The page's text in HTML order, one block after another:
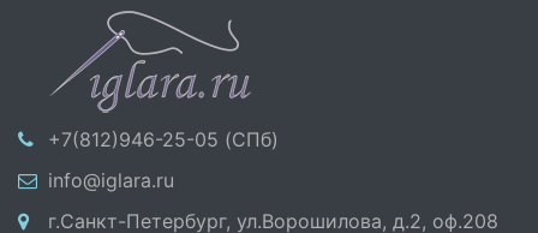
+7(812)946-25-05 (СПб)
info@iglara.ru
г.Санкт-Петербург, ул.Ворошилова, д.2, оф.208